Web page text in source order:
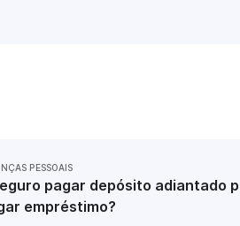
PESSOAIS
pagar depósito adiantado
empréstimo?